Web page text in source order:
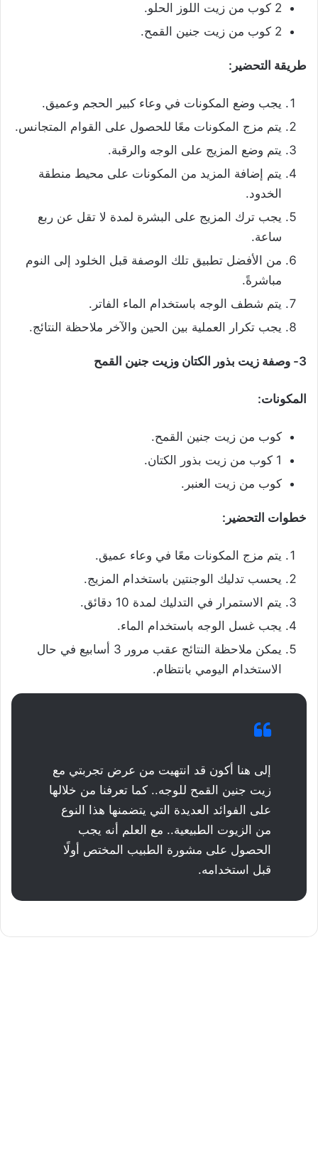
2 كوب من زيت اللوز الحلو.
2 كوب من زيت جنين القمح.
طريقة التحضير:
يجب وضع المكونات في وعاء كبير الحجم وعميق.
يتم مزج المكونات معًا للحصول على القوام المتجانس.
يتم وضع المزيج على الوجه والرقبة.
يتم إضافة المزيد من المكونات على محيط منطقة
الخدود.
يجب ترك المزيج على البشرة لمدة لا تقل عن ربع
ساعة.
من الأفضل تطبيق تلك الوصفة قبل الخلود إلى النوم
مباشرةً.
يتم شطف الوجه باستخدام الماء الفاتر.
يجب تكرار العملية بين الحين والآخر ملاحظة النتائج.
3- وصفة زيت بذور الكتان وزيت جنين القمح
المكونات:
كوب من زيت جنين القمح.
1 كوب من زيت بذور الكتان.
كوب من زيت العنبر.
خطوات التحضير:
يتم مزج المكونات معًا في وعاء عميق.
يحسب تدليك الوجنتين باستخدام المزيج.
يتم الاستمرار في التدليك لمدة 10 دقائق.
يجب غسل الوجه باستخدام الماء.
يمكن ملاحظة النتائج عقب مرور 3 أسابيع في حال
الاستخدام اليومي بانتظام.
إلى هنا أكون قد انتهيت من عرض تجربتي مع
زيت جنين القمح للوجه.. كما تعرفنا من خلالها
على الفوائد العديدة التي يتضمنها هذا النوع
من الزيوت الطبيعية.. مع العلم أنه يجب
الحصول على مشورة الطبيب المختص أولًا
قبل استخدامه.